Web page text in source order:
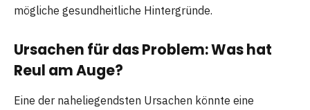
mögliche gesundheitliche Hintergründe.
Ursachen für das Problem: Was hat
Reul am Auge?
Eine der naheliegendsten Ursachen könnte eine